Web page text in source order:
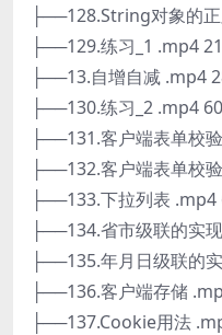
├──128.String对象的
├──129.练习_1 .mp4
├──13.自增自减 .mp4
├──130.练习_2 .mp4
├──131.客户端表单校
├──132.客户端表单校
├──133.下拉列表 .mp4
├──134.省市级联的实
├──135.年月日级联的
├──136.客户端存储
├──137.Cookie用法